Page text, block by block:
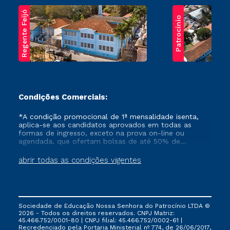
Regente Feijó Patrocínio
Condições Comerciais:
abrir todas as condições vigentes
*A condição promocional de 1ª mensalidade isenta,
aplica-se aos candidatos aprovados em todas as
formas de ingresso, exceto na prova on-line ou
agendada, que ofertam bolsas de até 50% de
que ainda não tenham efetivado e/ou não tenham
cancelado ou trancado sua matrícula em uma das
via FIES, Prouni e outros programas governamentais, e
não se acumula com nenhuma outra campanha
ofertada pela Instituição.
Sociedade de Educação Nossa Senhora do Patrocínio LTDA ©
2026 - Todos os direitos reservados. CNPJ Matriz:
45.466.752/0001-80 | CNPJ filial: 45.466.752/0002-61 |
Recredenciado pela Portaria Ministerial nº 774, de 26/06/2017,